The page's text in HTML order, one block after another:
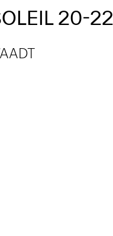
20-22